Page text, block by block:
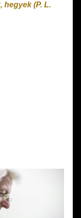
hegyek (P. L.